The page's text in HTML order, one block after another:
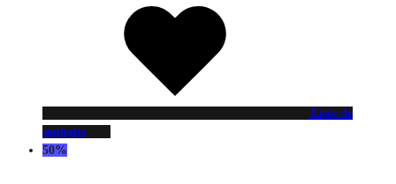
Liste de
souhaits
50%